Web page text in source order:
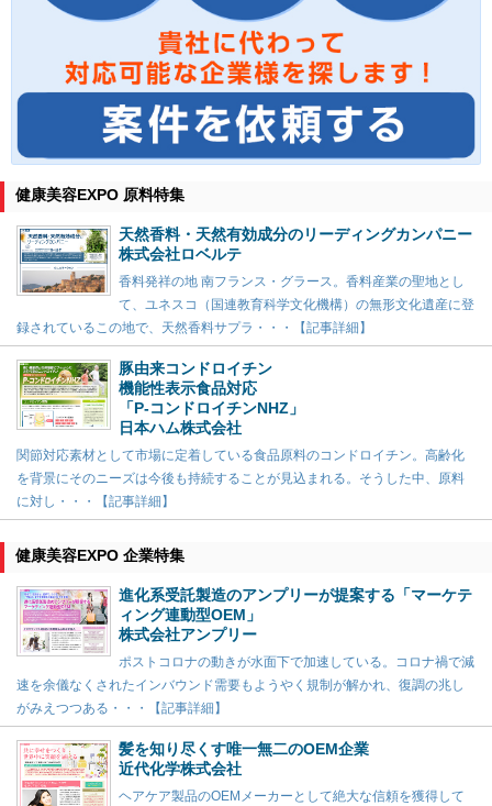
健康美容EXPO 原料特集
天然香料・天然有効成分のリーディングカンパニー
株式会社ロベルテ
香料発祥の地 南フランス・グラース。香料産業の聖地とし
て、ユネスコ（国連教育科学文化機構）の無形文化遺産に登
録されているこの地で、天然香料サプラ・・・【記事詳細】
豚由来コンドロイチン
機能性表示食品対応
「P-コンドロイチンNHZ」
日本ハム株式会社
関節対応素材として市場に定着している食品原料のコンドロイチン。高齢化
を背景にそのニーズは今後も持続することが見込まれる。そうした中、原料
に対し・・・【記事詳細】
健康美容EXPO 企業特集
進化系受託製造のアンプリーが提案する「マーケテ
ィング連動型OEM」
株式会社アンプリー
ポストコロナの動きが水面下で加速している。コロナ禍で減
速を余儀なくされたインバウンド需要もようやく規制が解かれ、復調の兆し
がみえつつある・・・【記事詳細】
髪を知り尽くす唯一無二のOEM企業
近代化学株式会社
ヘアケア製品のOEMメーカーとして絶大な信頼を獲得して